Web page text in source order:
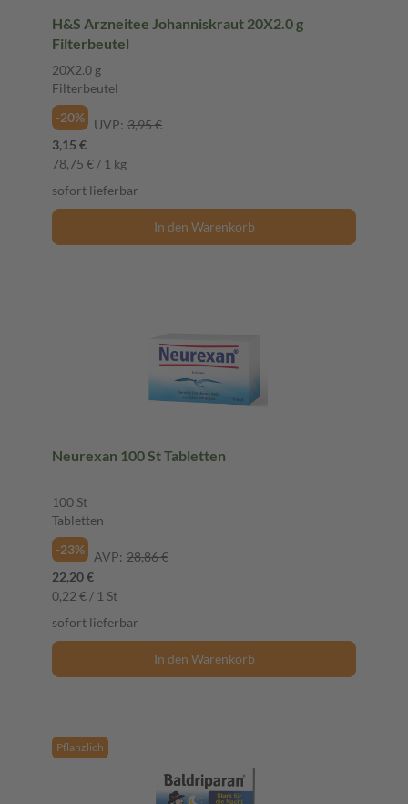
H&S Arzneitee Johanniskraut 20X2.0 g
Filterbeutel
20X2.0 g
Filterbeutel
-20%
UVP: 3,95 €
3,15 €
78,75 € / 1 kg
sofort lieferbar
In den Warenkorb
Neurexan 100 St Tabletten
100 St
Tabletten
-23%
AVP: 28,86 €
22,20 €
0,22 € / 1 St
sofort lieferbar
In den Warenkorb
Pflanzlich